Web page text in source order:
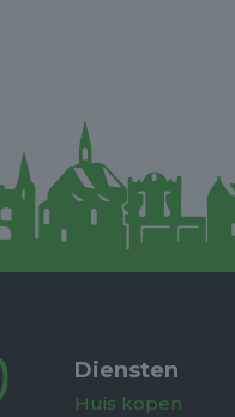
Diensten
Huis kopen